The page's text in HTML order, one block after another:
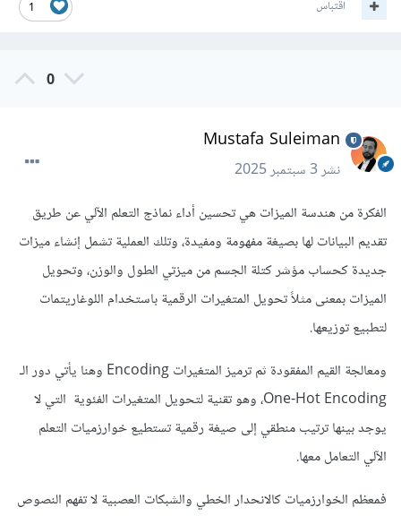
1 اقتباس
0
Mustafa Suleiman
نشر3 سبتمبر 2025
الفكرة من هندسة الميزات هي تحسين أداء نماذج التعلم الآلي عن طريق
تقديم البيانات لها بصيغة مفهومة ومفيدة، وتلك العملية تشمل إنشاء ميزات
جديدة كحساب مؤشر كتلة الجسم من ميزتي الطول والوزن، وتحويل
الميزات بمعنى مثلاً تحويل المتغيرات الرقمية باستخدام اللوغاريتمات
لتطبيع توزيعها.
ومعالجة القيم المفقودة ثم ترميز المتغيرات Encoding وهنا يأتي دور الـ
One-Hot Encoding، وهو تقنية لتحويل المتغيرات الفئوية التي لا
يوجد بينها ترتيب منطقي إلى صيغة رقمية تستطيع خوارزميات التعلم
الآلي التعامل معها.
فمعظم الخوارزميات كالانحدار الخطي والشبكات العصبية لا تفهم النصوص